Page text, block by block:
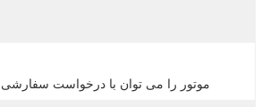
موتور را می توان با درخواست سفارشی